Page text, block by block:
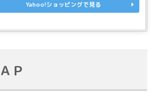
Yahoo!ショッピングで見る
Ｐ